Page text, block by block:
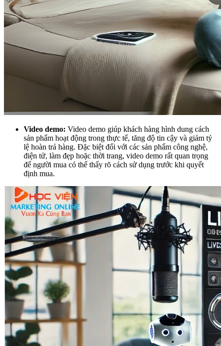
Video demo: Video demo giúp khách hàng hình dung cách
sản phẩm hoạt động trong thực tế, tăng độ tin cậy và giảm tỷ
lệ hoàn trả hàng. Đặc biệt đối với các sản phẩm công nghệ,
điện tử, làm đẹp hoặc thời trang, video demo rất quan trọng
để người mua có thể thấy rõ cách sử dụng trước khi quyết
định mua.